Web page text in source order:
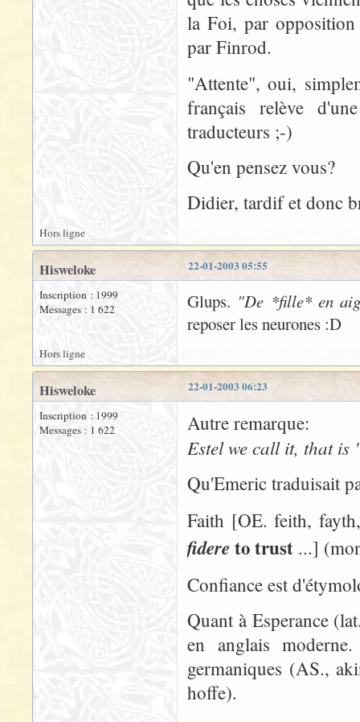
la Foi, par opposition
par Finrod.
"Attente", oui,
français relève
traducteurs ;-)
Qu'en pensez vous?
Didier, tardif et donc
Hors ligne
22-01-2003 05:55
Hisweloke
Inscription : 1999
Messages : 1 622
Glups. "De *fille* en
reposer les neurones :D
Hors ligne
22-01-2003 06:23
Hisweloke
Inscription : 1999
Messages : 1 622
Autre remarque:
Estel we call it, that is
Qu'Emeric traduisait
Faith [OE. feith,
fidere to trust ...]
Confiance est
Quant à Esperance
en anglais
germaniques (AS.,
hoffe).